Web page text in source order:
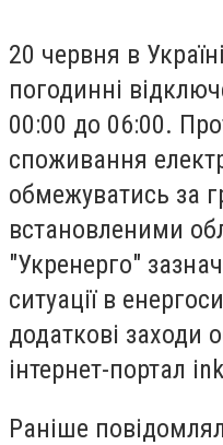
20 червня в
погодинні
00:00 до 06:00.
споживання
обмежуватись за
встановленими
"Укренерго"
ситуації в
додаткові заходи
інтернет-портал
Раніше